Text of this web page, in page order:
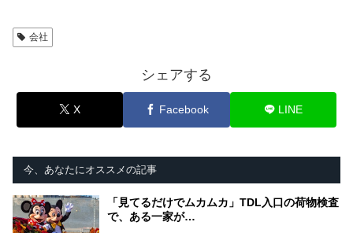
会社
シェアする
X Facebook LINE
今、あなたにオススメの記事
「見てるだけでムカムカ」TDL入口の荷物検査
で、ある一家が…